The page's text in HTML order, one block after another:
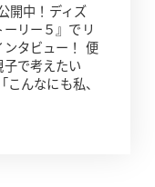
開中！ディズ
リー５』でリ
ンタビュー！ 便
で考えたい
んなにも私、